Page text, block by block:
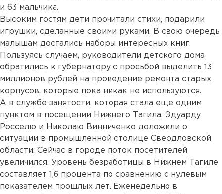
и 63 мальчика.
Высоким гостям дети прочитали стихи, подарили
игрушки, сделанные своими руками. В свою очередь
малышам достались наборы интересных книг.
Пользуясь случаем, руководители детского дома
обратились к губернатору с просьбой выделить 13
миллионов рублей на проведение ремонта старых
корпусов, которые пока никак не используются.
А в службе занятости, которая стала еще одним
пунктом в посещении Нижнего Тагила, Эдуарду
Росселю и Николаю Винниченко доложили о
ситуации в промышленной столице Свердловской
области. Сейчас в городе поток посетителей
увеличился. Уровень безработицы в Нижнем Тагиле
составляет 1,6 процента по сравнению с нулевым
показателем прошлых лет. Еженедельно в